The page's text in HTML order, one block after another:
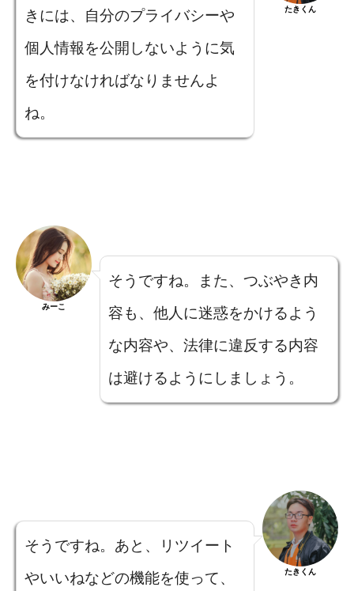
きには、自分のプライバシーや
個人情報を公開しないように気
を付けなければなりませんよ
ね。
たきくん
みーこ
そうですね。また、つぶやき内
容も、他人に迷惑をかけるよう
な内容や、法律に違反する内容
は避けるようにしましょう。
そうですね。あと、リツイート
やいいねなどの機能を使って、
たきくん